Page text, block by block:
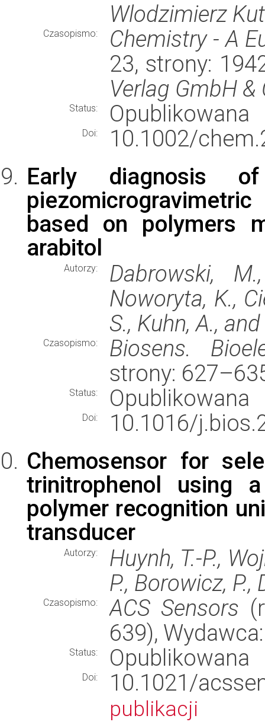
Wlodzimierz
Czasopismo:
Chemistry - A
23, strony:
Verlag GmbH &
Status: Opublikowana
Doi:
10.1002/
Early diagnosis
based on polymers
arabitol
Autorzy:
Dabrowski,
Noworyta, K.,
S., Kuhn, A.,
Czasopismo:
Biosens.
strony:
Status: Opublikowana
Doi:
10.1016/
Chemosensor for
trinitrophenol using
polymer recognition
transducer
Autorzy:
Huynh, T.-P.,
P., Borowicz, P.,
Czasopismo: ACS Sensors
639),
Status: Opublikowana
Doi: 10.1021/
publikacji